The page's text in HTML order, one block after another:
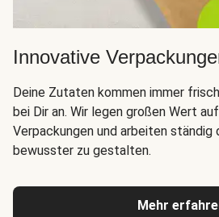
Innovative
Deine Zutaten kommen immer
bei Dir an. Wir legen großen Wert
Verpackungen und arbeiten ständig
bewusster zu gestalten.
Mehr